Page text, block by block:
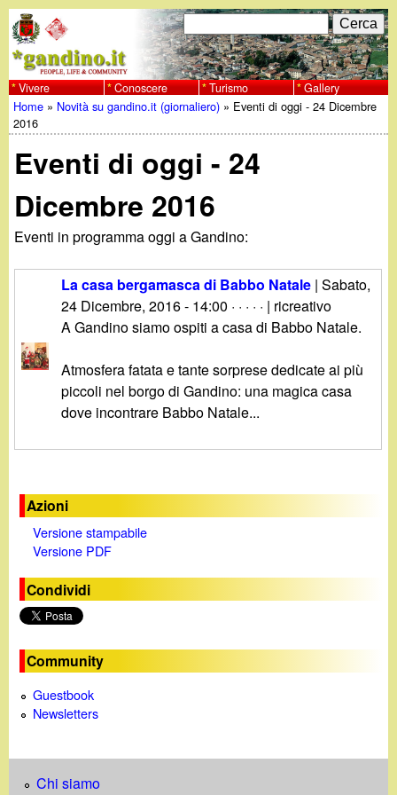
al
contenuto
principale
w
w
w
.
g
n
i
n
o
F
o
r
m
d
r
i
c
r
c
a
C
e
r
c
a
Vivere Conoscere Turismo Gallery
Tu
sei
qui
Home » Novità su gandino.it (giornaliero) » Eventi di oggi - 24 Dicembre
2016
Eventi di oggi - 24
Dicembre 2016
Eventi in programma oggi a Gandino:
La casa bergamasca di Babbo Natale |Sabato,
24 Dicembre, 2016 - 14:00 · · · · · | ricreativo
A Gandino siamo ospiti a casa di Babbo Natale.
Atmosfera fatata e tante sorprese dedicate ai più
piccoli nel borgo di Gandino: una magica casa
dove incontrare Babbo Natale...
Azioni
Versione stampabile
Versione PDF
Condividi
Community
Guestbook
Newsletters
Chi siamo